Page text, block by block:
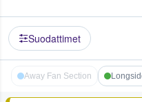
Suodattimet
Away Fan Section